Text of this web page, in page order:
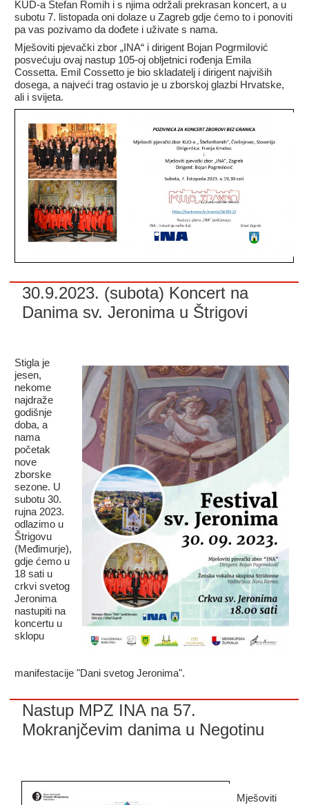
KUD-a Štefan Romih i s njima održali prekrasan koncert, a u
subotu 7. listopada oni dolaze u Zagreb gdje ćemo to i ponoviti
pa vas pozivamo da dođete i uživate s nama.
Mješoviti pjevački zbor „INA“ i dirigent Bojan Pogrmilović
posvećuju ovaj nastup 105-oj obljetnici rođenja Emila
Cossetta. Emil Cossetto je bio skladatelj i dirigent najviših
dosega, a najveći trag ostavio je u zborskoj glazbi Hrvatske,
ali i svijeta.
30.9.2023. (subota) Koncert na
Danima sv. Jeronima u Štrigovi
Stigla je
jesen,
nekome
najdraže
godišnje
doba, a
nama
početak
nove
zborske
sezone. U
subotu 30.
rujna 2023.
odlazimo u
Štrigovu
(Međimurje),
gdje ćemo u
18 sati u
crkvi svetog
Jeronima
nastupiti na
koncertu u
sklopu
manifestacije "Dani svetog Jeronima".
Nastup MPZ INA na 57.
Mokranjčevim danima u Negotinu
Mješoviti